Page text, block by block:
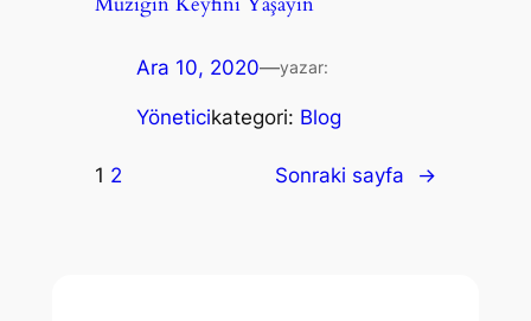
Ara 10, 2020—yazar:
Yöneticikategori: Blog
1 2 Sonraki sayfa →